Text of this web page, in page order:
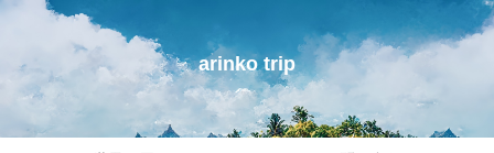
arinko trip